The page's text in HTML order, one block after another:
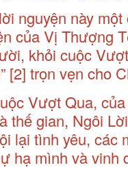
nguyện này
của Vị Thượng
khỏi cuộc
[2] trọn vẹn cho
Vượt Qua,
thế gian, Ngôi
lại tình yêu,
hạ mình và